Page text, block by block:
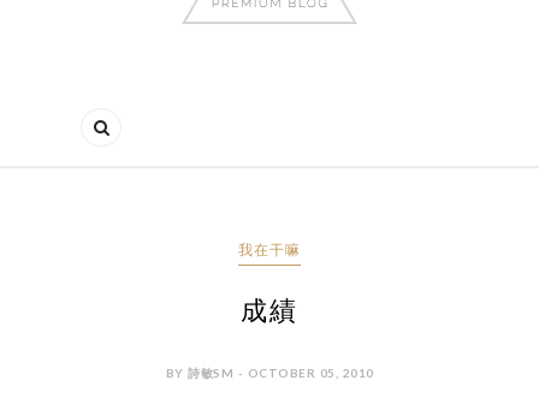
我在干嘛
成績
BY 詩敏SM - OCTOBER 05, 2010